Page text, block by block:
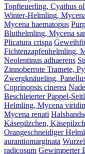
Topfteuerling, Cyathus
Winter-Helmling,
Mycena haematopus
Bluthelmling, Mycena
Plicatura crispa
Fichtenzapfenhelmling,
Neolentinus adhaerens
Zinnoberrote Tramete,
Zwergknäueling,
Coprinopsis cinerea
Beschleierter Pappel-
Helmling, Mycena
Mycena renati
Käsepilzchen,
Orangeschneidiger
aurantiomarginata
radicosum Gewimperter